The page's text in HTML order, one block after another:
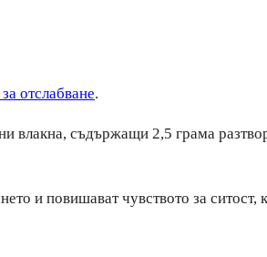
отслабване.
влакна, съдържащи 2,5 грама
и повишават чувството за